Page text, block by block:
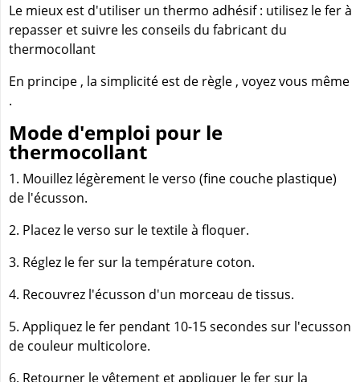
Le mieux est d'utiliser un thermo adhésif : utilisez le fer à
repasser et suivre les conseils du fabricant du
thermocollant
En principe , la simplicité est de règle , voyez vous même
.
Mode d'emploi pour le
thermocollant
1. Mouillez légèrement le verso (fine couche plastique)
de l'écusson.
2. Placez le verso sur le textile à floquer.
3. Réglez le fer sur la température coton.
4. Recouvrez l'écusson d'un morceau de tissus.
5. Appliquez le fer pendant 10-15 secondes sur l'ecusson
de couleur multicolore.
6. Retourner le vêtement et appliquer le fer sur la